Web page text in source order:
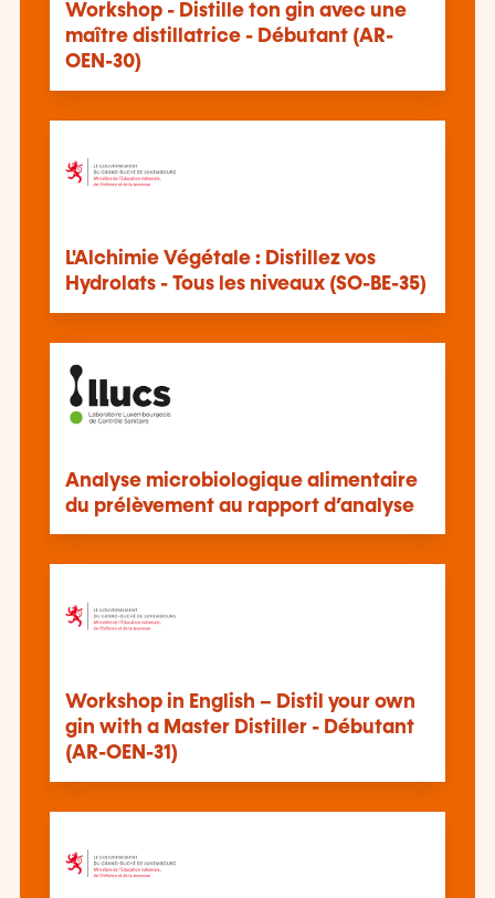
Workshop - Distille ton gin avec une
maître distillatrice - Débutant (AR-
OEN-30)
L'Alchimie Végétale : Distillez vos
Hydrolats - Tous les niveaux (SO-BE-35)
Analyse microbiologique alimentaire
du prélèvement au rapport d’analyse
Workshop in English – Distil your own
gin with a Master Distiller - Débutant
(AR-OEN-31)